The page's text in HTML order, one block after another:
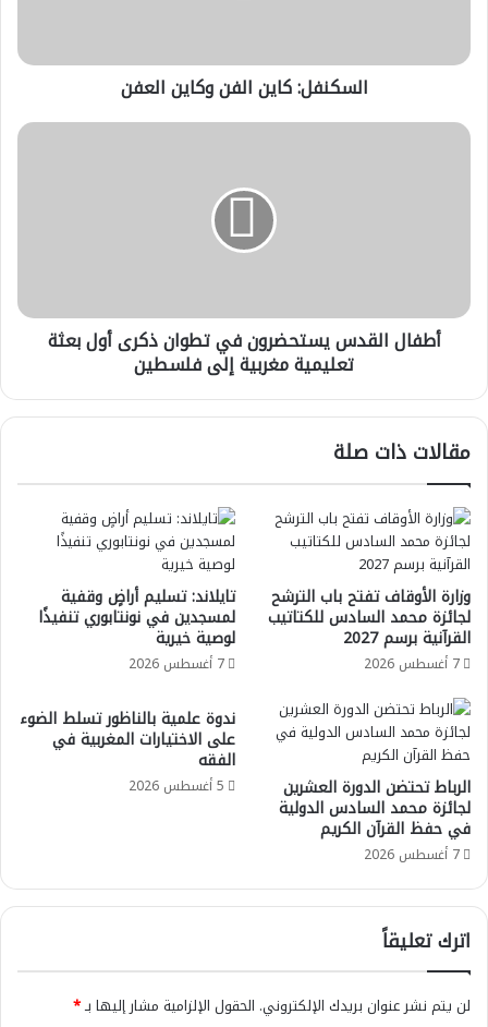
السكنفل: كاين الفن وكاين العفن
أطفال
تعليمية
مغربيةأطفال القدس يستحضرون في تطوان ذكرى أول بعثة
تعليمية مغربية إلى فلسطين
مقالات ذات صلة
وزارة الأوقاف تفتح باب الترشح
لجائزة محمد السادس للكتاتيب
القرآنية برسم 2027
7 أغسطس 2026
تايلاند: تسليم أراضٍ وقفية
لمسجدين في نونتابوري تنفيذًا
لوصية خيرية
7 أغسطس 2026
الرباط تحتضن الدورة العشرين
لجائزة محمد السادس الدولية
في حفظ القرآن الكريم
7 أغسطس 2026
ندوة علمية بالناظور تسلط الضوء
على الاختيارات المغربية في
الفقه
5 أغسطس 2026
اترك تعليقاً
لن يتم نشر عنوان بريدك الإلكتروني. الحقول الإلزامية مشار إليها بـ*